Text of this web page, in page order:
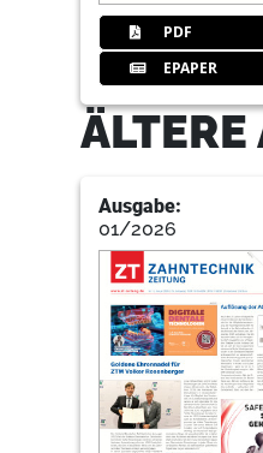
PDF
EPAPER
Ausgabe:
01/2026